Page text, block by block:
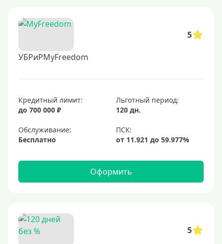
5
УБРиРMyFreedom
Кредитный лимит:
до 700 000 ₽
Льготный период:
120 дн.
Обслуживание:
Бесплатно
Оформить
5